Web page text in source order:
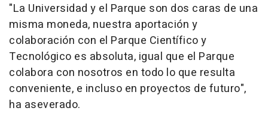
"La Universidad y el Parque son dos caras de una
misma moneda, nuestra aportación y
colaboración con el Parque Científico y
Tecnológico es absoluta, igual que el Parque
colabora con nosotros en todo lo que resulta
conveniente, e incluso en proyectos de futuro",
ha aseverado.